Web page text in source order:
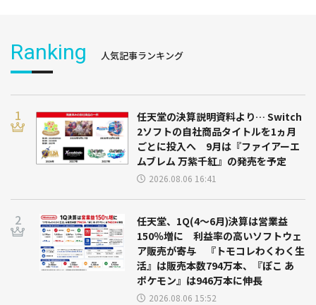
Ranking 人気記事ランキング
任天堂の決算説明資料より… Switch
2ソフトの自社商品タイトルを1ヵ月
ごとに投入へ 9月は『ファイアーエ
ムブレム 万紫千紅』の発売を予定
2026.08.06 16:41
任天堂、1Q(4～6月)決算は営業益
150％増に 利益率の高いソフトウェ
ア販売が寄与 『トモコレわくわく生
活』は販売本数794万本、『ぽこ あ
ポケモン』は946万本に伸長
2026.08.06 15:52